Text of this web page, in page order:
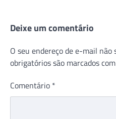
Deixe um comentário
O seu endereço de e-mail não
obrigatórios são marcados com
Comentário *